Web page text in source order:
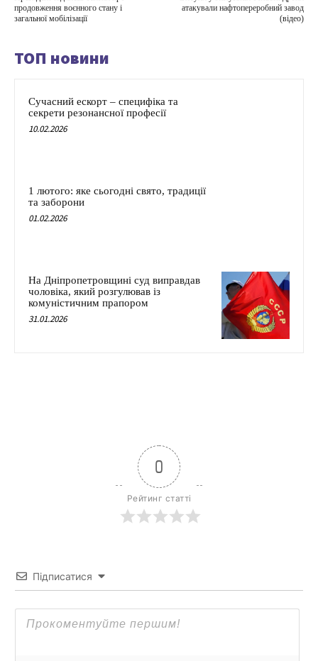
продовження воєнного стану і
загальної мобілізації
атакували нафтопереробний завод
(відео)
ТОП новини
Сучасний ескорт – специфіка та
секрети резонансної професії
10.02.2026
1 лютого: яке сьогодні свято, традиції
та заборони
01.02.2026
На Дніпропетровщині суд виправдав
чоловіка, який розгулював із
комуністичним прапором
31.01.2026
0
Рейтинг статті
Підписатися